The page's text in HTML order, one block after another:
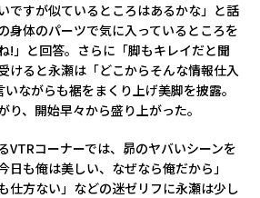
ですが似ているところはあるかな」と話
身体のパーツで気に入っているところを
!」と回答。さらに「脚もキレイだと聞
けると永瀬は「どこからそんな情報仕入
ながらも裾をまくり上げ美脚を披露。
り、開始早々から盛り上がった。
VTRコーナーでは、昴のヤバいシーンを
日も俺は美しい、なぜなら俺だから」
仕方ない」などの迷ゼリフに永瀬は少し